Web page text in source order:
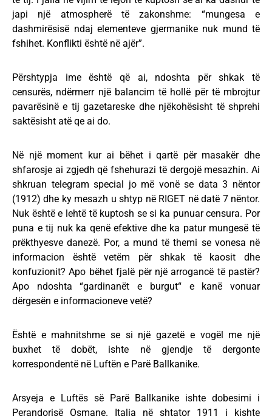
japi një atmospherë të zakonshme: “mungesa e
dashmirësisë ndaj elementeve gjermanike nuk mund të
fshihet. Konflikti është në ajër”.
Përshtypja ime është që ai, ndoshta për shkak të
censurës, ndërmerr një balancim të hollë për të mbrojtur
pavarësinë e tij gazetareske dhe njëkohësisht të shprehi
saktësisht atë qe ai do.
Në një moment kur ai bëhet i qartë për masakër dhe
shfarosje ai zgjedh që fshehurazi të dergojë mesazhin. Ai
shkruan telegram special jo më vonë se data 3 nëntor
(1912) dhe ky mesazh u shtyp në RIGET në datë 7 nëntor.
Nuk është e lehtë të kuptosh se si ka punuar censura. Por
puna e tij nuk ka qenë efektive dhe ka patur mungesë të
prëkthyesve danezë. Por, a mund të themi se vonesa në
informacion është vetëm për shkak të kaosit dhe
konfuzionit? Apo bëhet fjalë për një arrogancë të pastër?
Apo ndoshta “gardinanët e burgut“ e kanë vonuar
dërgesën e informacioneve vetë?
Është e mahnitshme se si një gazetë e vogël me një
buxhet të dobët, ishte në gjendje të dergonte
korrespondentë në Luftën e Parë Ballkanike.
Arsyeja e Luftës së Parë Ballkanike ishte dobesimi i
Perandorisë Osmane. Italia në shtator 1911 i kishte